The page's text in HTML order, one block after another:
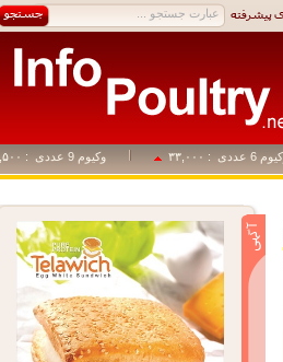
: ۳۳,۰۰۰ وکیوم 9 عددی : ۴۹,۵۰۰